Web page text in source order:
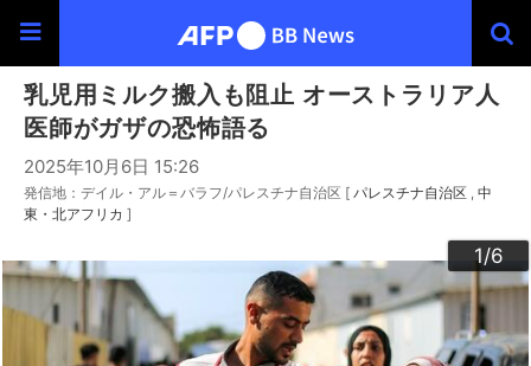
乳児用ミルク搬入も阻止 オーストラリア人
医師がガザの恐怖語る
2025年10月6日 15:26
発信地：デイル・アル＝バラフ/パレスチナ自治区 [ パレスチナ自治区 中
東・北アフリカ ]
1/6
2/6
3/6
4/6
5/6
6/6